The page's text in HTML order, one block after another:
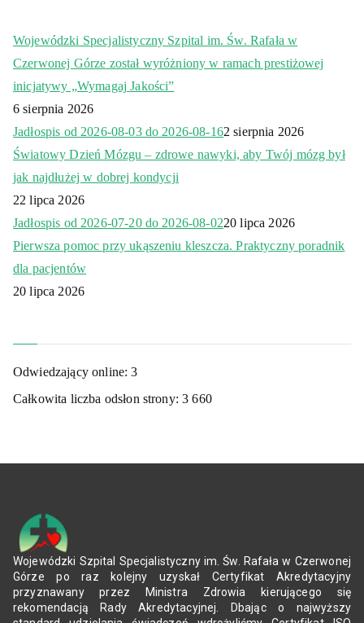
Wojewódzki Specjalistyczny Szpital im. Św. Rafała w
Czerwonej Górze został wyróżniony w ramach prestiżowej
inicjatywy „Wymagaj Jakości”
6 sierpnia 2026
Jadłospis od 2026-08-03 do 2026-08-162 sierpnia 2026
Światowy Dzień Mózgu – zdrowe nawyki, aby Twój mózg był
jak najdłużej w dobrej kondycji
22 lipca 2026
Jadłospis od 2026-07-20 do 2026-08-0220 lipca 2026
Pierwsza pomoc przy ukąszeniu kleszcza. Praktyczny poradnik
dla pacjentów
20 lipca 2026
Odwiedzający online:3
Całkowita liczba odsłon strony:3 660
Wojewódzki Szpital Specjalistyczny im. Św. Rafała w Czerwonej
Górze po raz kolejny uzyskał Certyfikat Akredytacyjny
przyznawany przez Ministra Zdrowia kierującego się
rekomendacją Rady Akredytacyjnej. Dbając o najwyższy